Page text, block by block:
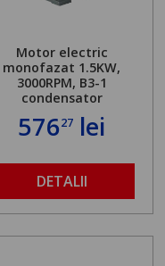
Motor electric
monofazat 1.5KW,
3000RPM, B3-1
condensator
57627 lei
DETALII